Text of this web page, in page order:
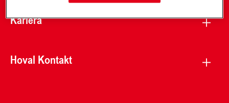
Kariéra
Hoval Kontakt